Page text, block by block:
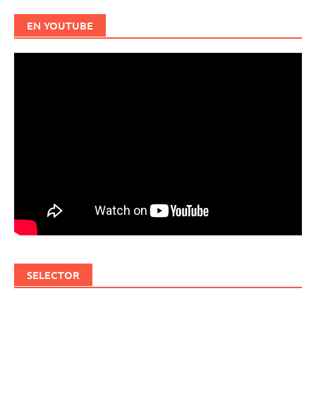
EN YOUTUBE
SELECTOR